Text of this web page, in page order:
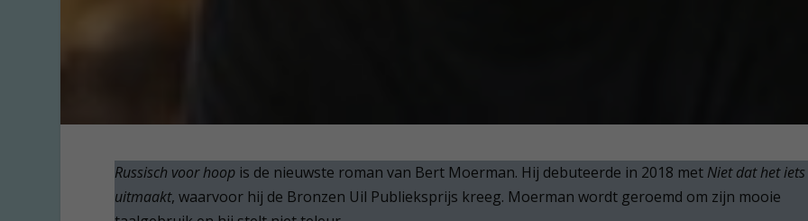
Russisch voor hoop is de nieuwste roman van Bert Moerman. Hij debuteerde in 2018 met Niet dat het iets
uitmaakt, waarvoor hij de Bronzen Uil Publieksprijs kreeg. Moerman wordt geroemd om zijn mooie